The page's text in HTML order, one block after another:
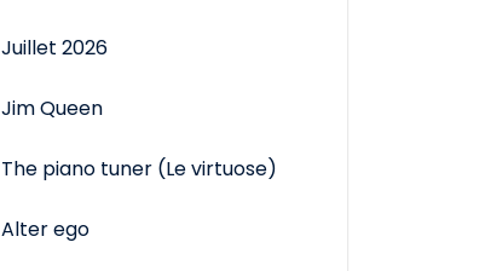
Juillet 2026
Jim Queen
The piano tuner (Le virtuose)
Alter ego